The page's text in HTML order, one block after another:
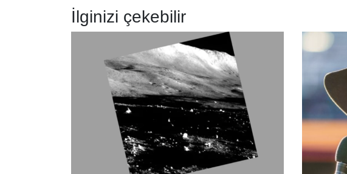
İlginizi çekebilir